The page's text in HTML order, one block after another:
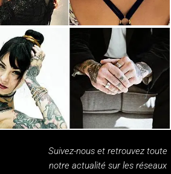
Suivez-nous et retrouvez toute
notre actualité sur les réseaux